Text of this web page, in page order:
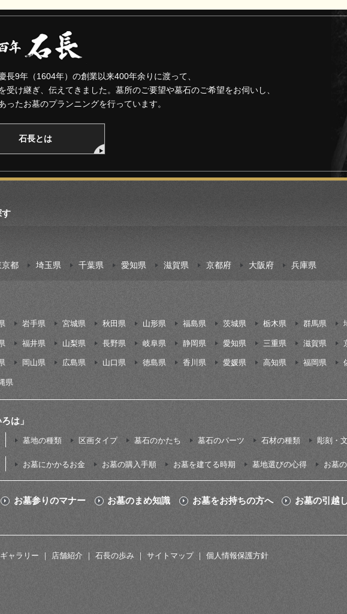
長9年（1604年）の創業以来400年余りに渡って、
受け継ぎ、伝えてきました。墓所のご要望や墓石のご希望をお伺いし、
ったお墓のプランニングを行っています。
石長とは
京都 埼玉県 千葉県 愛知県 滋賀県 京都府 大阪府 兵庫県
岩手県 宮城県 秋田県 山形県 福島県 茨城県 栃木県 群馬県
福井県 山梨県 長野県 岐阜県 静岡県 愛知県 三重県 滋賀県
岡山県 広島県 山口県 徳島県 香川県 愛媛県 高知県 福岡県
県
は」
墓地の種類 区画タイプ 墓石のかたち 墓石のパーツ 石材の種類 彫刻・
お墓にかかるお金 お墓の購入手順 お墓を建てる時期 墓地選びの心得 お墓
お墓参りのマナー お墓のまめ知識 お墓をお持ちの方へ お墓の引越
ャラリー 店舗紹介 石長の歩み サイトマップ 個人情報保護方針